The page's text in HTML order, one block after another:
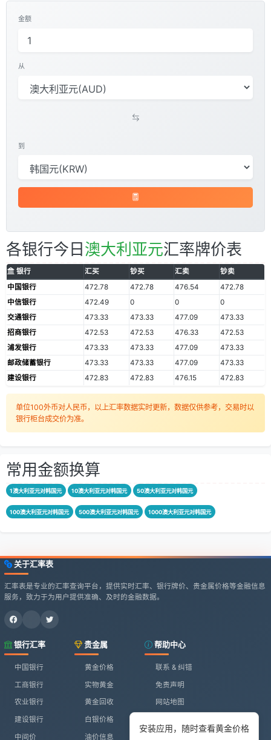
安装应用，随时查看黄金价格
金额
从
到
各银行今日 澳大利亚元汇率牌价表
银行 汇买 钞买 汇卖
钞卖
中国银行
472.78 472.78 476.54
472.78
中信银行
472.49 0 0
0
交通银行
473.33 473.33 477.09
473.33
招商银行
472.53 472.53 476.33
472.53
浦发银行
473.33 473.33 477.09
473.33
邮政储蓄银行
473.33 473.33 477.09
473.33
建设银行
472.83 472.83 476.15 472.83
单位100外币对人民币，以上汇率数据实时更新，数据仅供参考，交易时以
银行柜台成交价为准。
常用金额换算
1澳大利亚元对韩国元 10澳大利亚元对韩国元 50澳大利亚元对韩国元
100澳大利亚元对韩国元 500澳大利亚元对韩国元 1000澳大利亚元对韩国元
关于汇率表
汇率表是专业的汇率查询平台，提供实时汇率、银行牌价、贵金属价格等金融信息
服务，致力于为用户提供准确、及时的金融数据。
银行汇率
中国银行
工商银行
农业银行
建设银行
中间价
贵金属
黄金价格
实物黄金
黄金回收
白银价格
油价信息
帮助中心
联系 & 纠错
免责声明
网站地图